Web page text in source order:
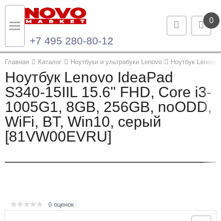
0
+7 495 280-80-12
Главная Каталог Ноутбуки и ультрабуки Lenovo Ноутбук
Ноутбук Lenovo IdeaPad
S340-15IIL 15.6" FHD, Core i3-
1005G1, 8GB, 256GB, noODD,
WiFi, BT, Win10, серый
[81VW00EVRU]
0 оценок
Назад
Каталог продукции
Ноутбуки и ультрабуки
Компьютеры
Назад
Контакты
Контактная информация